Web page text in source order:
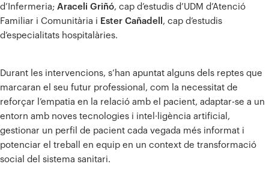
d’Infermeria; Araceli Griñó, cap d’estudis d’UDM d’Atenció
Familiar i Comunitària i Ester Cañadell , cap d’estudis
d’especialitats hospitalàries.
Durant les intervencions, s’han apuntat alguns dels reptes que
marcaran el seu futur professional, com la necessitat de
reforçar l’empatia en la relació amb el pacient, adaptar-se a un
entorn amb noves tecnologies i intel·ligència artificial,
gestionar un perfil de pacient cada vegada més informat i
potenciar el treball en equip en un context de transformació
social del sistema sanitari.